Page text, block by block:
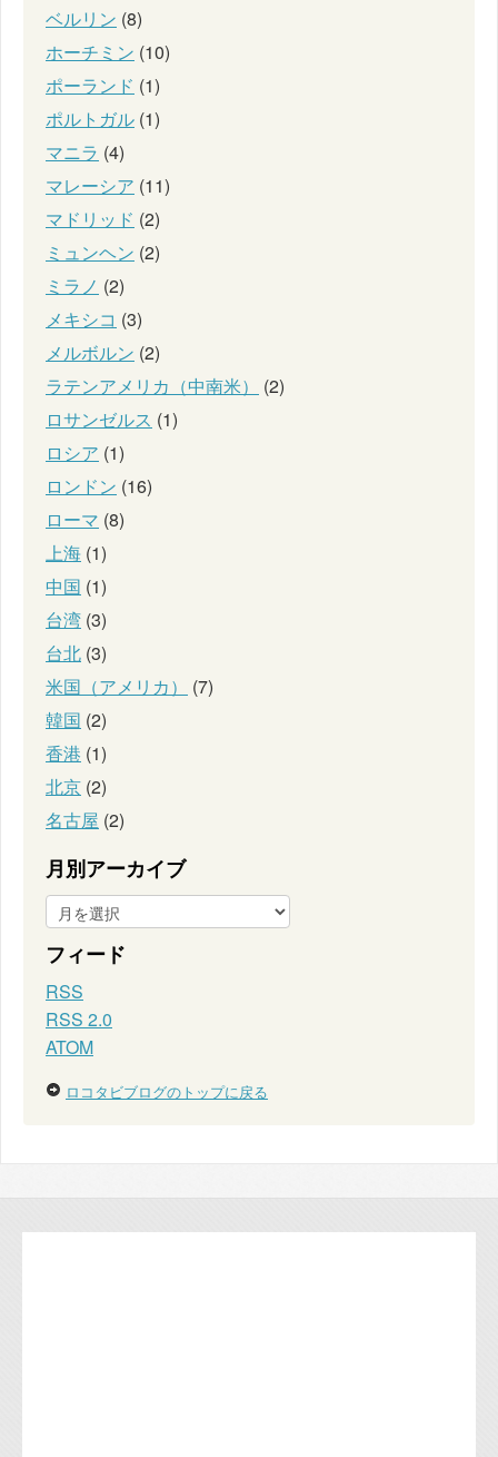
ベルリン (8)
ホーチミン (10)
ポーランド (1)
ポルトガル (1)
マニラ (4)
マレーシア (11)
マドリッド (2)
ミュンヘン (2)
ミラノ (2)
メキシコ (3)
メルボルン (2)
ラテンアメリカ（中南米）
(2)
ロサンゼルス (1)
ロシア (1)
ロンドン (16)
ローマ (8)
上海 (1)
中国 (1)
台湾 (3)
台北 (3)
米国（アメリカ）
(7)
韓国 (2)
香港 (1)
北京 (2)
名古屋 (2)
月別アーカイブ
フィード
RSS
RSS 2.0
ATOM
ロコタビブログのトップに戻る